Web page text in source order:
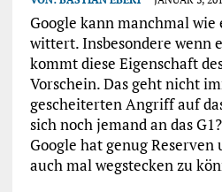
Google kann manchmal
wittert. Insbesondere wenn
kommt diese Eigenschaft
Vorschein. Das geht nicht
gescheiterten Angriff auf
sich noch jemand an das
Google hat genug Reserven
auch mal wegstecken zu